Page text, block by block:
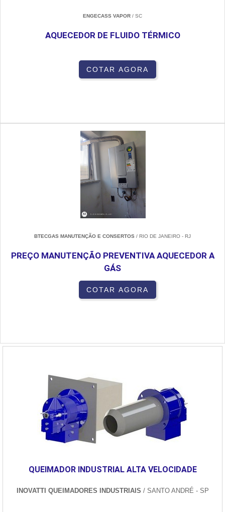
ENGECASS VAPOR / SC
AQUECEDOR DE FLUIDO TÉRMICO
COTAR AGORA
BTECGAS MANUTENÇÃO E CONSERTOS / RIO DE JANEIRO - RJ
PREÇO MANUTENÇÃO PREVENTIVA AQUECEDOR A
GÁS
COTAR AGORA
QUEIMADOR INDUSTRIAL ALTA VELOCIDADE
INOVATTI QUEIMADORES INDUSTRIAIS / SANTO ANDRÉ - SP